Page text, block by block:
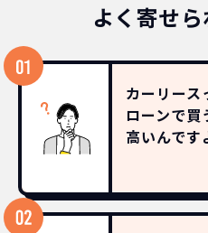
よく寄せ
カーリース
ローンで買
高いんです